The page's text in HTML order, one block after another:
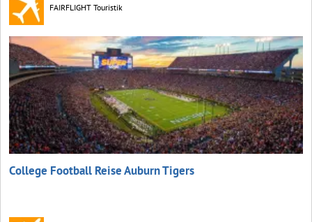
FAIRFLIGHT Touristik
College Football Reise Auburn Tigers